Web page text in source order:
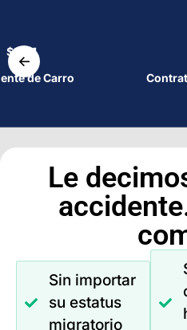
←
$1.1M
de Carro
Le
Sin importar
su estatus
migratorio